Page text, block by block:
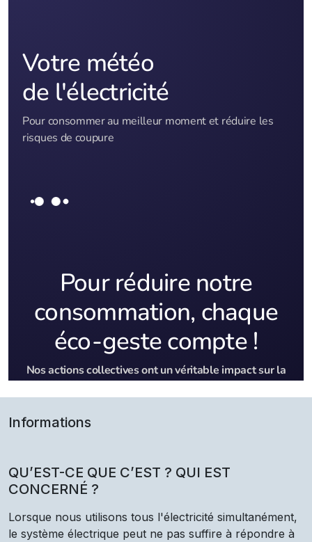
Informations
QU’EST-CE QUE C’EST ? QUI EST
CONCERNÉ ?
Lorsque nous utilisons tous l'électricité simultanément,
le système électrique peut ne pas suffire à répondre à